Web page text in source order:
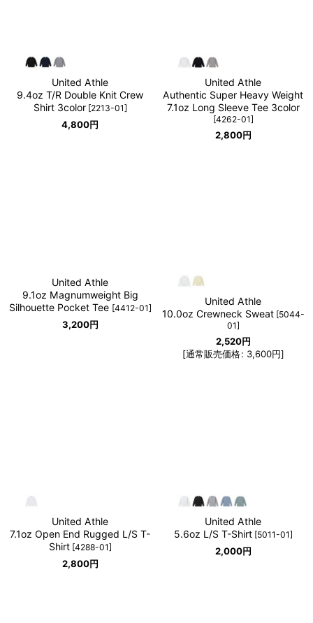
United Athle
9.4oz T/R Double Knit Crew
Shirt 3color [2213-01]
4,800円
United Athle
Authentic Super Heavy Weight
7.1oz Long Sleeve Tee 3color
[4262-01]
2,800円
United Athle
9.1oz Magnumweight Big
Silhouette Pocket Tee [4412-01]
3,200円
United Athle
10.0oz Crewneck Sweat [5044-
01]
2,520円
[通常販売価格: 3,600円]
United Athle
7.1oz Open End Rugged L/S T-
Shirt [4288-01]
2,800円
United Athle
5.6oz L/S T-Shirt [5011-01]
2,000円